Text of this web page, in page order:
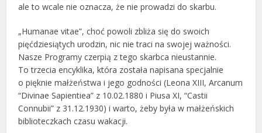
ale to wcale nie oznacza, że nie prowadzi do skarbu.
„Humanae vitae”, choć powoli zbliża się do swoich
pięćdziesiątych urodzin, nic nie traci na swojej ważności.
Nasze Programy czerpią z tego skarbca nieustannie.
To trzecia encyklika, która została napisana specjalnie
o pięknie małżeństwa i jego godności (Leona XIII, Arcanum
“Divinae Sapientiea” z 10.02.1880 i Piusa XI, “Castii
Connubii” z 31.12.1930) i warto, żeby była w małżeńskich
biblioteczkach czasu wakacji.